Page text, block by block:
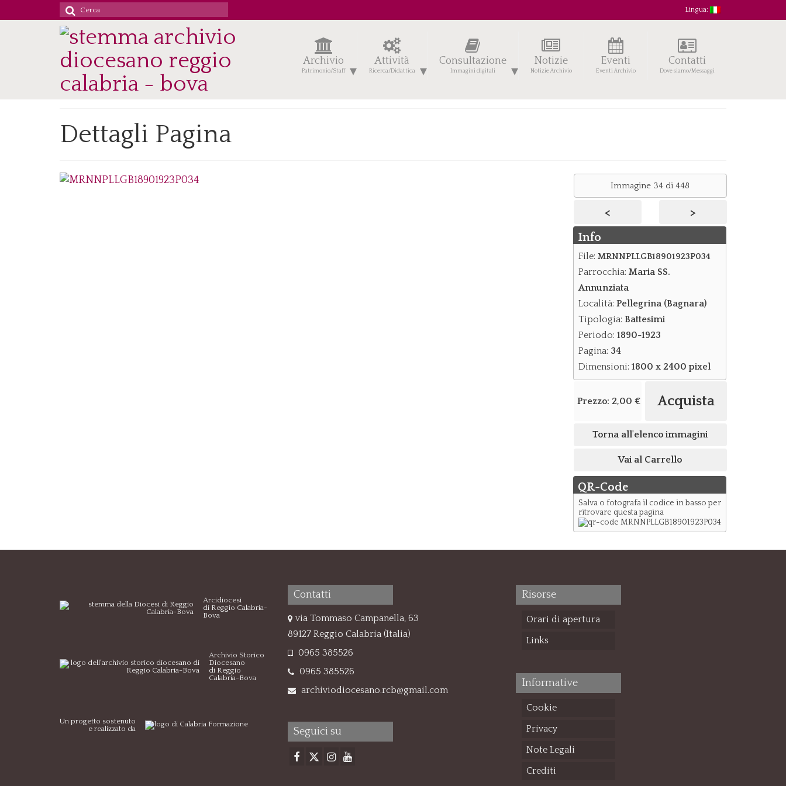
Lingua:
Cerca
per:
Archivio
Patrimonio/Staff
Attività
Ricerca/Didattica
Consultazione
Immagini digitali
Notizie
Notizie Archivio
Eventi
Eventi Archivio
Contatti
Dove siamo/Messaggi
Dettagli Pagina
Immagine 34 di 448
< >
Info
File: MRNNPLLGB18901923P034
Parrocchia: Maria SS.
Annunziata
Località: Pellegrina (Bagnara)
Tipologia: Battesimi
Periodo: 1890-1923
Pagina: 34
Dimensioni: 1800 x 2400 pixel
Prezzo: 2,00 € Acquista
Torna all'elenco immagini
Vai al Carrello
QR-Code
Salva o fotografa il codice in basso per
ritrovare questa pagina
Arcidiocesi
di Reggio Calabria-
Bova
Archivio Storico
Diocesano
di Reggio
Calabria-Bova
Un progetto sostenuto
e realizzato da
Contatti
via Tommaso Campanella, 63
89127 Reggio Calabria (Italia)
0965 385526
0965 385526
archiviodiocesano.rcb@gmail.com
Seguici su
Risorse
Orari di apertura
Links
Informative
Cookie
Privacy
Note Legali
Crediti